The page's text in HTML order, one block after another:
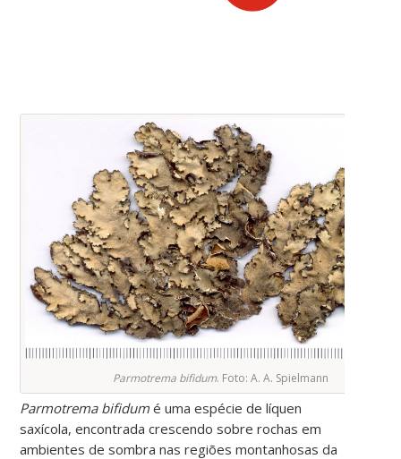
Parmotrema bifidum. Foto: A. A. Spielmann
Parmotrema bifidumé uma espécie de líquen
saxícola, encontrada crescendo sobre rochas em
ambientes de sombra nas regiões montanhosas da